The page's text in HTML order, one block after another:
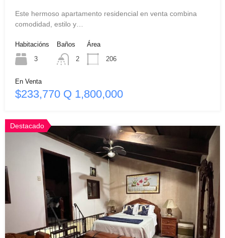
Este hermoso apartamento residencial en venta combina
comodidad, estilo y…
Habitacións
3
Baños
2
Área
206
En Venta
$233,770 Q 1,800,000
Destacado